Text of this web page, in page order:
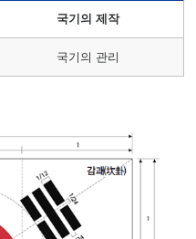
국기의 제작
국기의 관리